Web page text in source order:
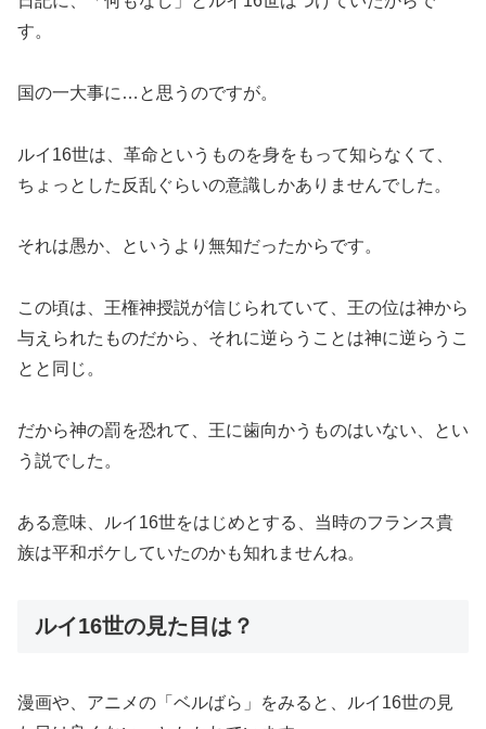
す。
国の一大事に…と思うのですが。
ルイ16世は、革命というものを身をもって知らなくて、
ちょっとした反乱ぐらいの意識しかありませんでした。
それは愚か、というより無知だったからです。
この頃は、王権神授説が信じられていて、王の位は神から
与えられたものだから、それに逆らうことは神に逆らうこ
とと同じ。
だから神の罰を恐れて、王に歯向かうものはいない、とい
う説でした。
ある意味、ルイ16世をはじめとする、当時のフランス貴
族は平和ボケしていたのかも知れませんね。
ルイ16世の見た目は？
漫画や、アニメの「ベルばら」をみると、ルイ16世の見